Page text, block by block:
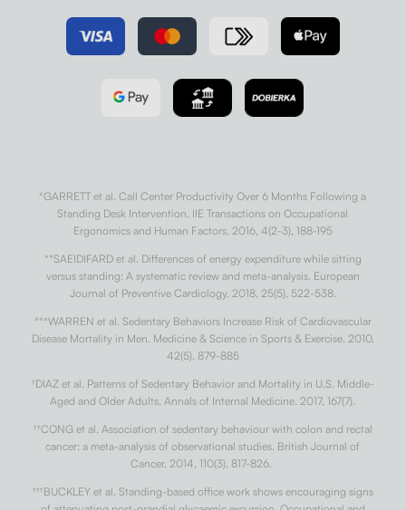
*GARRETT et al. Call Center Productivity Over 6 Months Following a
Standing Desk Intervention. IIE Transactions on Occupational
Ergonomics and Human Factors. 2016, 4(2-3), 188-195
**SAEIDIFARD et al. Differences of energy expenditure while sitting
versus standing: A systematic review and meta-analysis. European
Journal of Preventive Cardiology. 2018, 25(5), 522-538.
***WARREN et al. Sedentary Behaviors Increase Risk of Cardiovascular
Disease Mortality in Men. Medicine & Science in Sports & Exercise. 2010,
42(5), 879-885
†DIAZ et al. Patterns of Sedentary Behavior and Mortality in U.S. Middle-
Aged and Older Adults. Annals of Internal Medicine. 2017, 167(7).
††CONG et al. Association of sedentary behaviour with colon and rectal
cancer: a meta-analysis of observational studies. British Journal of
Cancer. 2014, 110(3), 817-826.
†††BUCKLEY et al. Standing-based office work shows encouraging signs